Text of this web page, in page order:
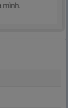
mình.
giúp các bạn